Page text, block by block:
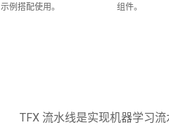
示例搭配使用。
组件。
TFX 流水线是实现机器学习